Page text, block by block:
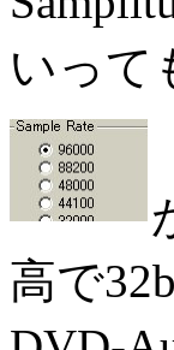
いって
高で